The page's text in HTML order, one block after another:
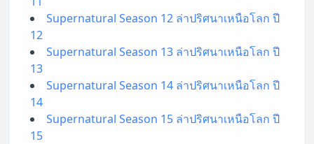
Supernatural Season 12 ล่าปริศนาเหนือโลก ปี
12
Supernatural Season 13 ล่าปริศนาเหนือโลก ปี
13
Supernatural Season 14 ล่าปริศนาเหนือโลก ปี
14
Supernatural Season 15 ล่าปริศนาเหนือโลก ปี
15